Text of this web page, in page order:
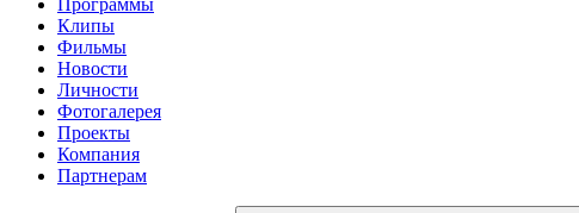
Программы
Клипы
Фильмы
Новости
Личности
Фотогалерея
Проекты
Компания
Партнерам